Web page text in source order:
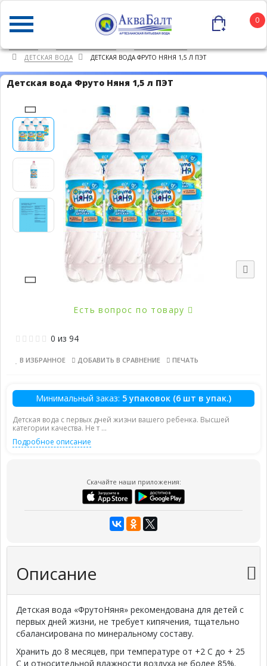
0
ДЕТСКАЯ ВОДА
ДЕТСКАЯ ВОДА ФРУТО НЯНЯ 1,5 Л ПЭТ
Детская вода Фруто Няня 1,5 л ПЭТ
Есть вопрос по товару
0 из 94
В ИЗБРАННОЕ ДОБАВИТЬ В СРАВНЕНИЕ ПЕЧАТЬ
Минимальный заказ: 5 упаковок (6 шт в упак.)
Детская вода с первых дней жизни вашего ребенка. Высшей
категории качества. Не т ...
Подробное описание
Скачайте наши приложения:
Описание
Детская вода «ФрутоНяня» рекомендована для детей с
первых дней жизни, не требует кипячения, тщательно
сбалансирована по минеральному составу.
Хранить до 8 месяцев, при температуре от +2 С до + 25
С и относительной влажности воздуха не более 85%.